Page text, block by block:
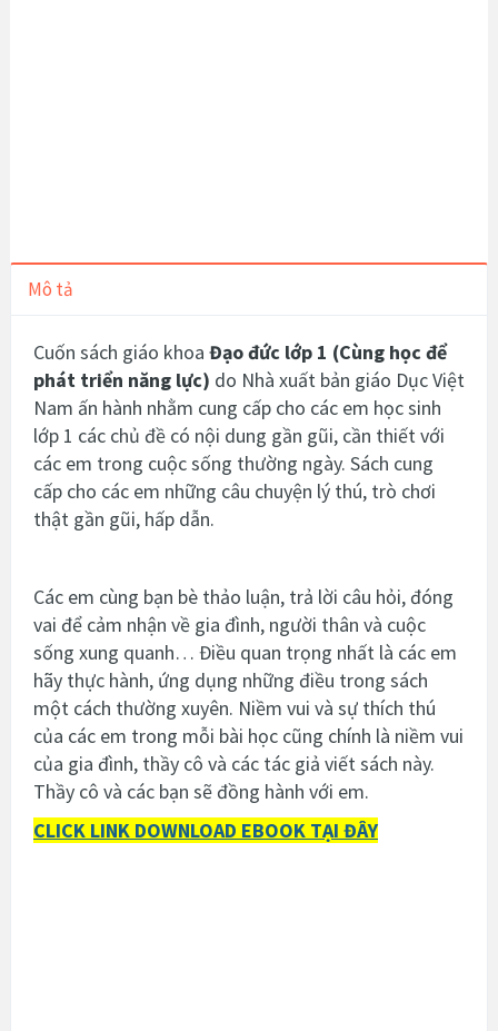
Mô tả
Cuốn sách giáo khoa Đạo đức lớp 1 (Cùng học để
phát triển năng lực) do Nhà xuất bản giáo Dục Việt
Nam ấn hành nhằm cung cấp cho các em học sinh
lớp 1 các chủ đề có nội dung gần gũi, cần thiết với
các em trong cuộc sống thường ngày. Sách cung
cấp cho các em những câu chuyện lý thú, trò chơi
thật gần gũi, hấp dẫn.
Các em cùng bạn bè thảo luận, trả lời câu hỏi, đóng
vai để cảm nhận về gia đình, người thân và cuộc
sống xung quanh… Điều quan trọng nhất là các em
hãy thực hành, ứng dụng những điều trong sách
một cách thường xuyên. Niềm vui và sự thích thú
của các em trong mỗi bài học cũng chính là niềm vui
của gia đình, thầy cô và các tác giả viết sách này.
Thầy cô và các bạn sẽ đồng hành với em.
CLICK LINK DOWNLOAD EBOOK TẠI ĐÂY